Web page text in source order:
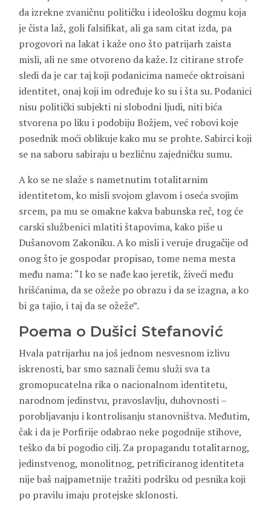
da izrekne zvaničnu političku i ideološku dogmu koja
je čista laž, goli falsifikat, ali ga sam citat izda, pa
progovori na lakat i kaže ono što patrijarh zaista
misli, ali ne sme otvoreno da kaže. Iz citirane strofe
sledi da je car taj koji podanicima nameće oktroisani
identitet, onaj koji im određuje ko su i šta su. Podanici
nisu politički subjekti ni slobodni ljudi, niti bića
stvorena po liku i podobiju Božjem, već robovi koje
posednik moći oblikuje kako mu se prohte. Sabirci koji
se na saboru sabiraju u bezličnu zajedničku sumu.
A ko se ne slaže s nametnutim totalitarnim
identitetom, ko misli svojom glavom i oseća svojim
srcem, pa mu se omakne kakva babunska reč, tog će
carski službenici mlatiti štapovima, kako piše u
Dušanovom Zakoniku. A ko misli i veruje drugačije od
onog što je gospodar propisao, tome nema mesta
među nama: “I ko se nađe kao jeretik, živeći među
hrišćanima, da se ožeže po obrazu i da se izagna, a ko
bi ga tajio, i taj da se ožeže”.
Poema o Dušici Stefanović
Hvala patrijarhu na još jednom nesvesnom izlivu
iskrenosti, bar smo saznali čemu služi sva ta
gromopucatelna rika o nacionalnom identitetu,
narodnom jedinstvu, pravoslavlju, duhovnosti –
porobljavanju i kontrolisanju stanovništva. Međutim,
čak i da je Porfirije odabrao neke pogodnije stihove,
teško da bi pogodio cilj. Za propagandu totalitarnog,
jedinstvenog, monolitnog, petrificiranog identiteta
nije baš najpametnije tražiti podršku od pesnika koji
po pravilu imaju protejske sklonosti.